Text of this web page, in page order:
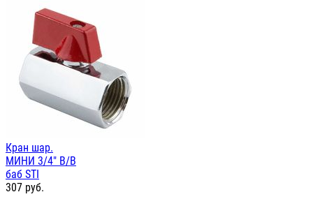
Кран шар.
МИНИ 3/4" В/В
баб STI
307 руб.